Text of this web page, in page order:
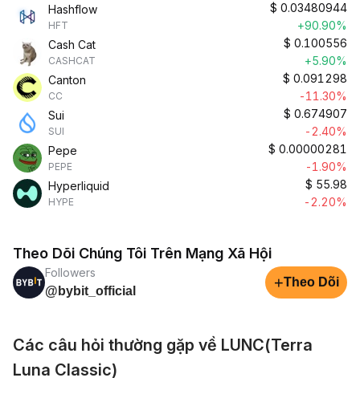
Hashflow
HFT
$ 0.03480944
+90.90%
Cash Cat
CASHCAT
$ 0.100556
+5.90%
Canton
CC
$ 0.091298
-11.30%
Sui
SUI
$ 0.674907
-2.40%
Pepe
PEPE
$ 0.00000281
-1.90%
Hyperliquid
HYPE
$ 55.98
-2.20%
Theo Dõi Chúng Tôi Trên Mạng Xã Hội
Followers
@bybit_official
+Theo Dõi
Các câu hỏi thường gặp về LUNC(Terra
Luna Classic)